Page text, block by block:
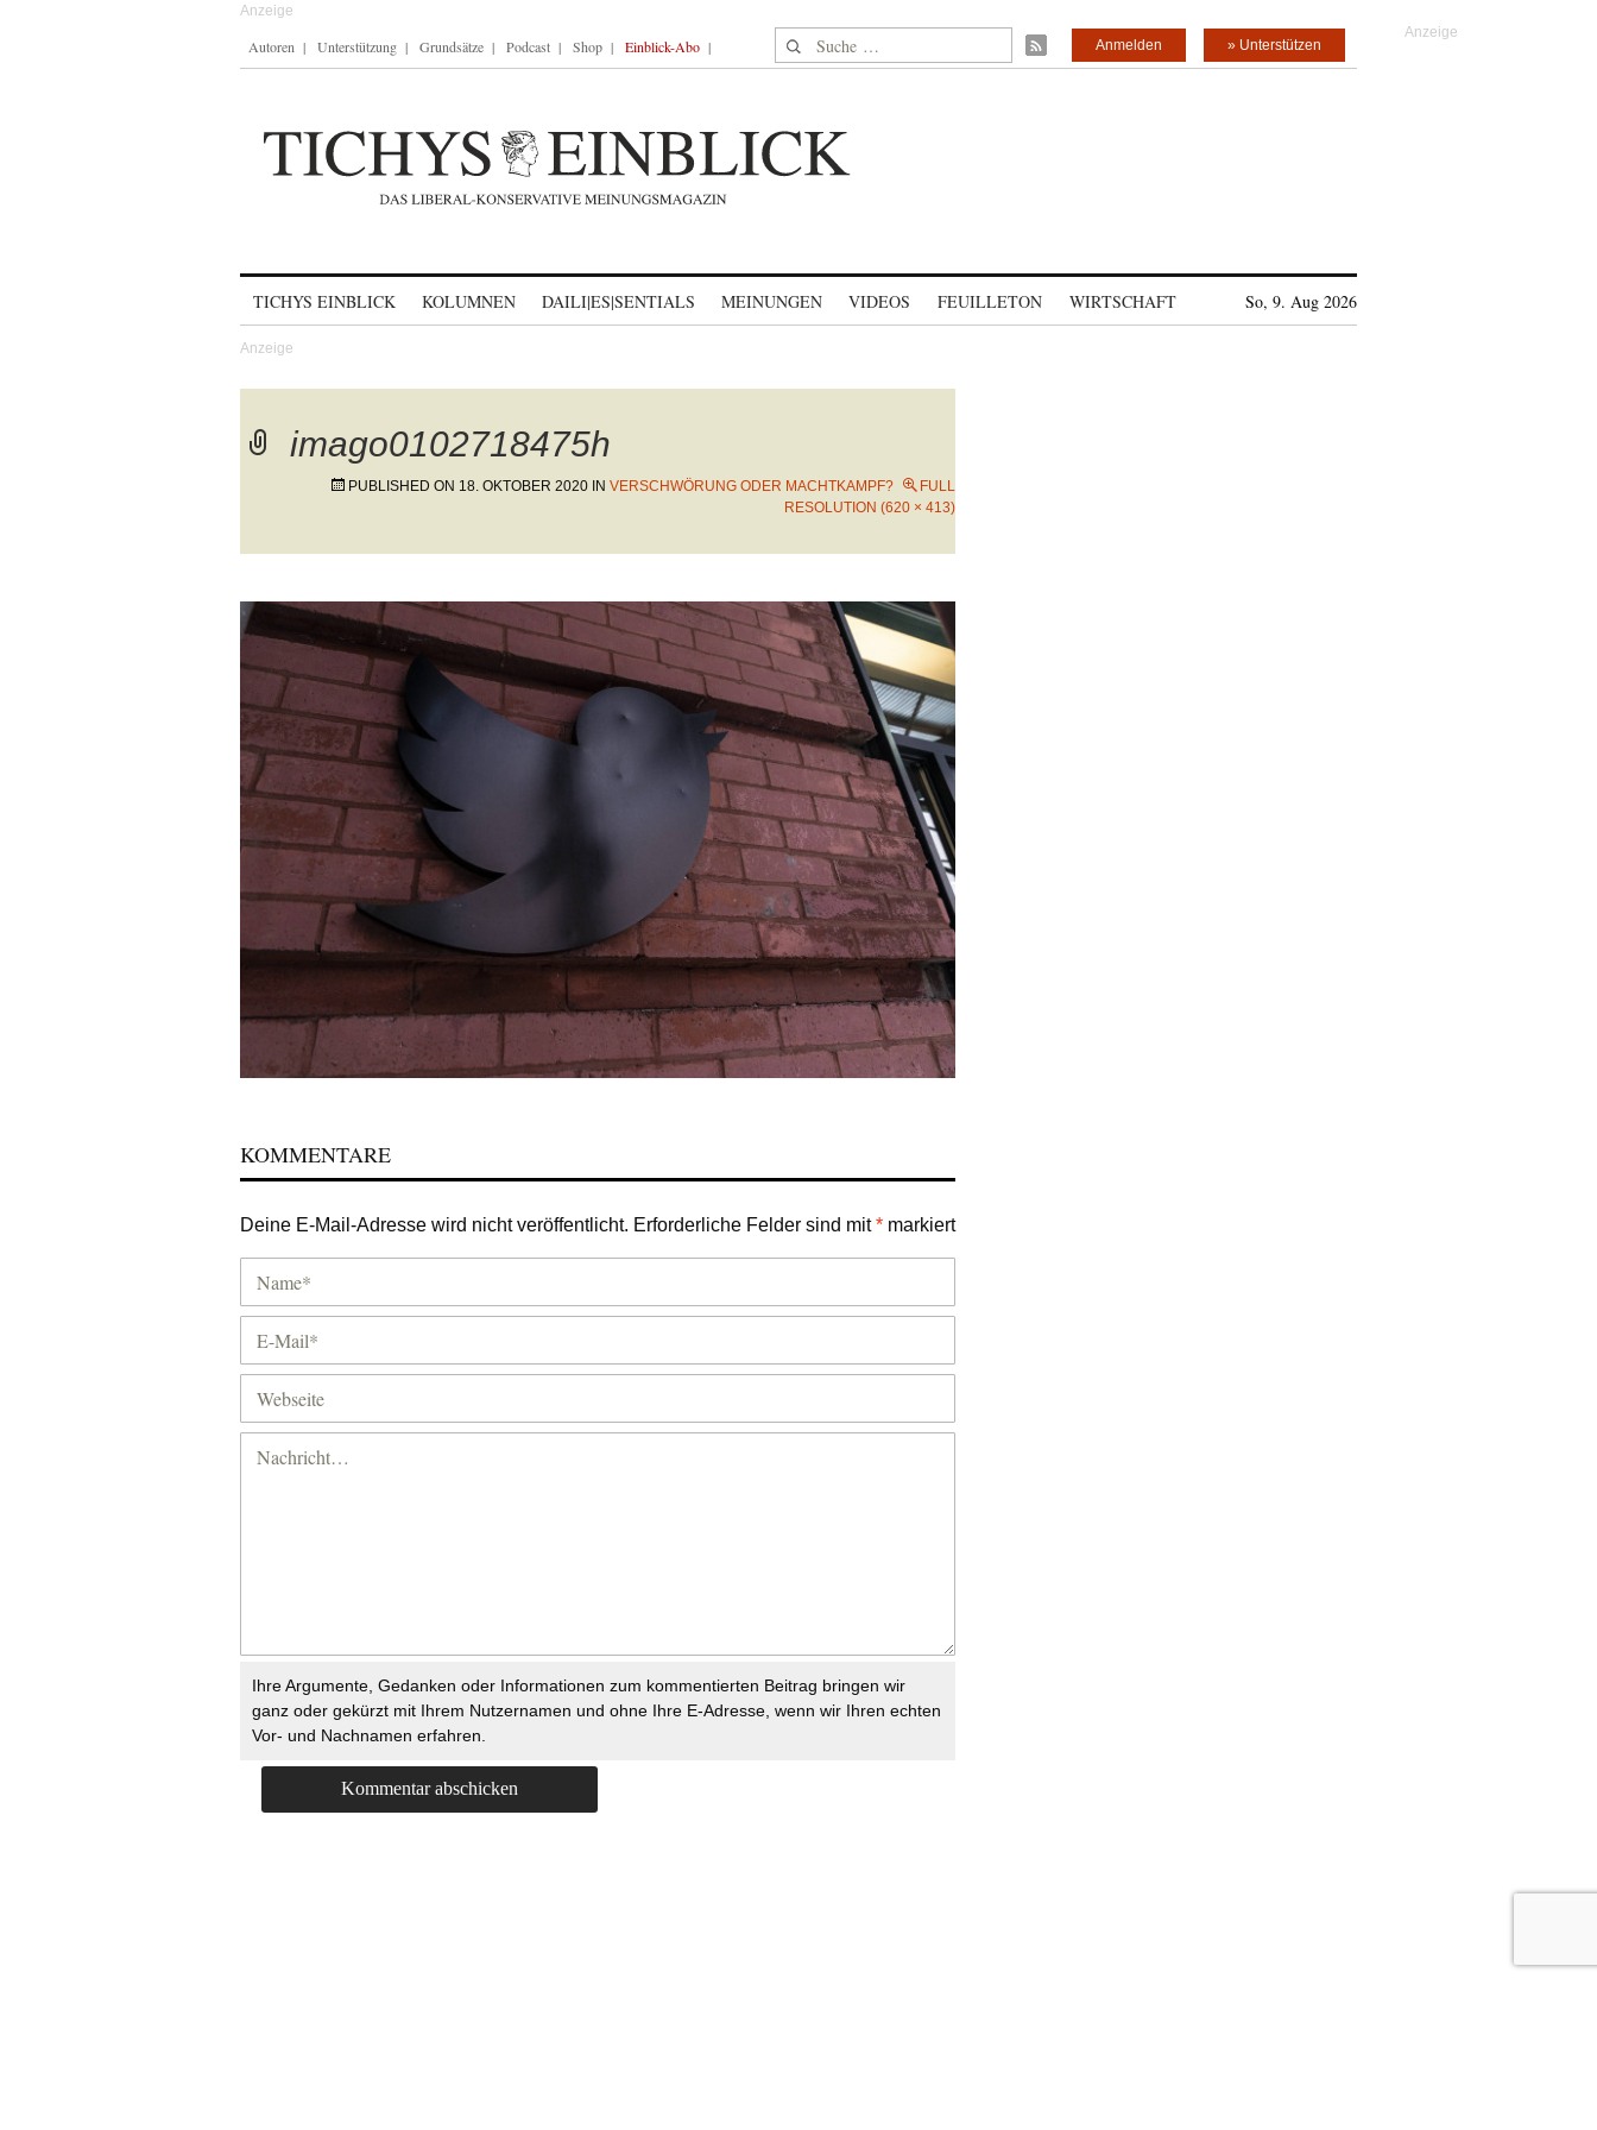
Autoren Unterstützung Grundsätze Podcast Shop Einblick-Abo Suche nach: » Unterstützen
Anmelden
TICHYS EINBLICK KOLUMNEN DAILI|ES|SENTIALS MEINUNGEN VIDEOS FEUILLETON WIRTSCHAFT So, 9. Aug 2026
imago0102718475h
PUBLISHED ON 18. OKTOBER 2020 IN VERSCHWÖRUNG ODER MACHTKAMPF?
FULL
RESOLUTION (620 × 413)
KOMMENTARE
Deine E-Mail-Adresse wird nicht veröffentlicht. Erforderliche Felder sind mit* markiert
Ihre Argumente, Gedanken oder Informationen zum kommentierten Beitrag bringen wir
ganz oder gekürzt mit Ihrem Nutzernamen und ohne Ihre E-Adresse, wenn wir Ihren echten
Vor- und Nachnamen erfahren.